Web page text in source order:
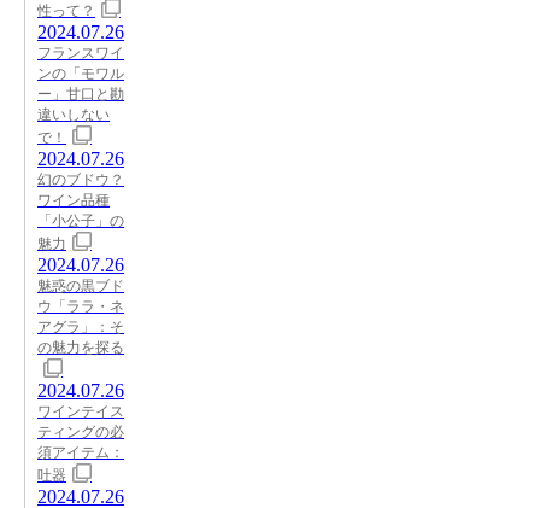
性って？
2024.07.26
フランスワイ
ンの「モワル
ー」甘口と勘
違いしない
で！
2024.07.26
幻のブドウ？
ワイン品種
「小公子」の
魅力
2024.07.26
魅惑の黒ブド
ウ「ララ・ネ
アグラ」：そ
の魅力を探る
2024.07.26
ワインテイス
ティングの必
須アイテム：
吐器
2024.07.26